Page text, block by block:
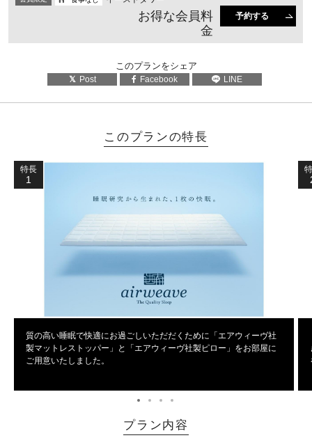
お得な会員料
金
予約する
このプランをシェア
Post Facebook LINE
このプランの特長
特長
1
質の高い睡眠で快適にお過ごしいただだくために「エアウィーヴ社
製マットレストッパー」と「エアウィーヴ社製ピロー」をお部屋に
ご用意いたしました。
プラン内容